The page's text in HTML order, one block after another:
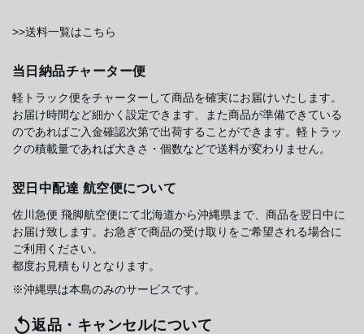
>>送料一覧はこちら
当日納品チャーター便
軽トラック便をチャーターして商品を確実にお届けいたします。
お届け時間など細かく設定できます、また商品が準備できている
のであればご入金確認次第で出荷することができます。軽トラッ
クの積載量であれば大きさ・個数などで送料が変わりません。
翌日中配達 航空便について
佐川急便 飛脚航空便にて北海道から沖縄県まで、商品を翌日中に
お届け致します。お急ぎで商品の受け取りをご希望される場合に
ご利用ください。
都度お見積もりとなります。
※沖縄県は本島のみのサービスです。
返品・キャンセルについて